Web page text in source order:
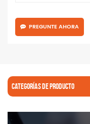
PREGUNTE AHORA
CATEGORÍAS DE PRODUCTO